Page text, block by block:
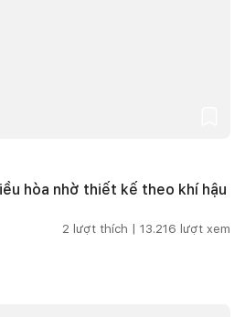
hòa nhờ thiết kế theo khí hậu
2 lượt thích | 13.216 lượt xem